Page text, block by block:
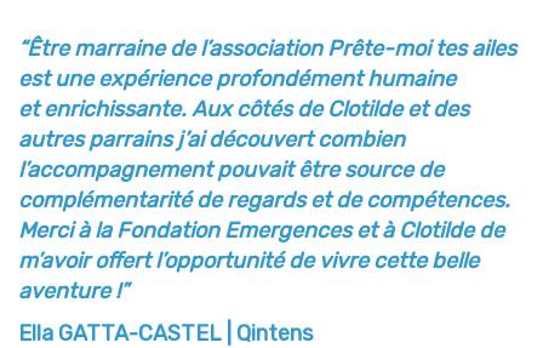
“Être marraine de l’association Prête-moi tes ailes
est une expérience profondément humaine
etenrichissante. Aux côtés de Clotilde et des
autres parrains j’ai découvert combien
l’accompagnementpouvait être source de
complémentarité de regards et de compétences.
Merci à la FondationEmergences et à Clotilde de
m’avoir offert l’opportunité de vivre cette belle
aventure !”
Ella GATTA-CASTEL | Qintens